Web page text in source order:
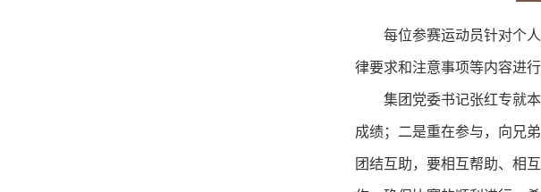
每位参赛运动员针对个
律要求和注意事项等内容进
集团党委书记张红专就
成绩；二是重在参与，向兄
团结互助，要相互帮助、相